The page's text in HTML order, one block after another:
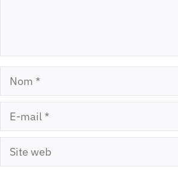
Nom
Site